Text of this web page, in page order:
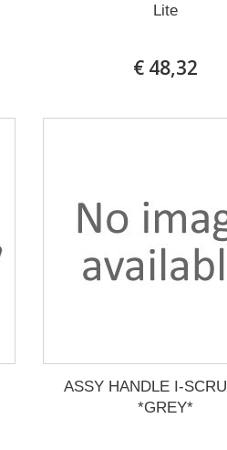
Lite
€ 48,32
ASSY HANDLE I-
*GREY*